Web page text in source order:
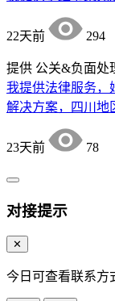
22天前 294
提供 公关&负面处
我提供法律服务，
解决方案，四川地
23天前 78
对接提示
✕
今日可查看联系方